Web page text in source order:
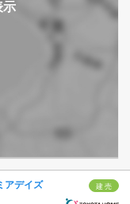
建 売
アデイズ